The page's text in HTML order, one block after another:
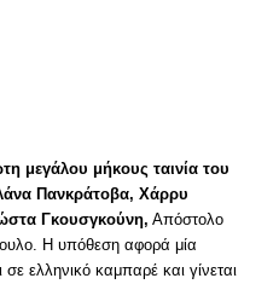
μεγάλου μήκους ταινία του
Πανκράτοβα, Χάρρυ
Γκουσγκούνη, Απόστολο
Η υπόθεση αφορά μία
ελληνικό καμπαρέ και γίνεται